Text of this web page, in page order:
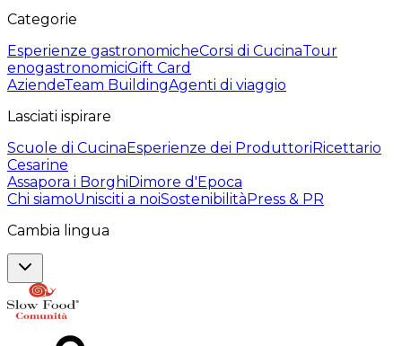
Categorie
Esperienze gastronomicheCorsi di CucinaTour
enogastronomiciGift Card
AziendeTeam BuildingAgenti di viaggio
Lasciati ispirare
Scuole di CucinaEsperienze dei ProduttoriRicettario
Cesarine
Assapora i BorghiDimore d'Epoca
Chi siamoUnisciti a noiSostenibilitàPress & PR
Cambia lingua